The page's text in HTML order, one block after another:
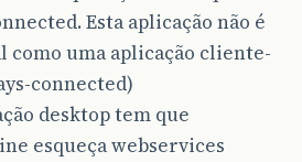
Esta aplicação não é
como uma aplicação cliente-
connected)
desktop tem que
esqueça webservices